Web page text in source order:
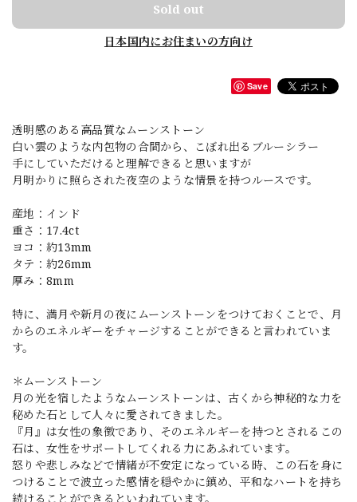
Sold out
日本国内にお住まいの方向け
Save
透明感のある高品質なムーンストーン
白い雲のような内包物の合間から、こぼれ出るブルーシラー
手にしていただけると理解できると思いますが
月明かりに照らされた夜空のような情景を持つルースです。
産地：インド
重さ：17.4ct
ヨコ：約13mm
タテ：約26mm
厚み：8mm
特に、満月や新月の夜にムーンストーンをつけておくことで、月
からのエネルギーをチャージすることができると言われていま
す。
＊ムーンストーン
月の光を宿したようなムーンストーンは、古くから神秘的な力を
秘めた石として人々に愛されてきました。
『月』は女性の象徴であり、そのエネルギーを持つとされるこの
石は、女性をサポートしてくれる力にあふれています。
怒りや悲しみなどで情緒が不安定になっている時、この石を身に
つけることで波立った感情を穏やかに鎮め、平和なハートを持ち
続けることができるといわれています。